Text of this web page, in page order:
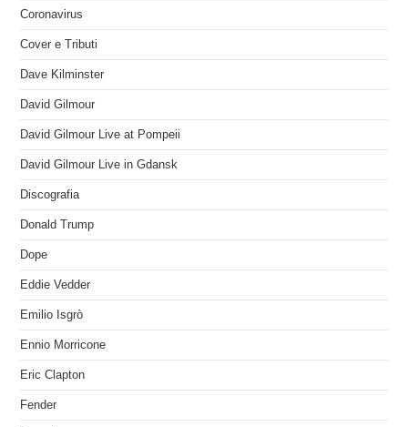
Coronavirus
Cover e Tributi
Dave Kilminster
David Gilmour
David Gilmour Live at Pompeii
David Gilmour Live in Gdansk
Discografia
Donald Trump
Dope
Eddie Vedder
Emilio Isgrò
Ennio Morricone
Eric Clapton
Fender